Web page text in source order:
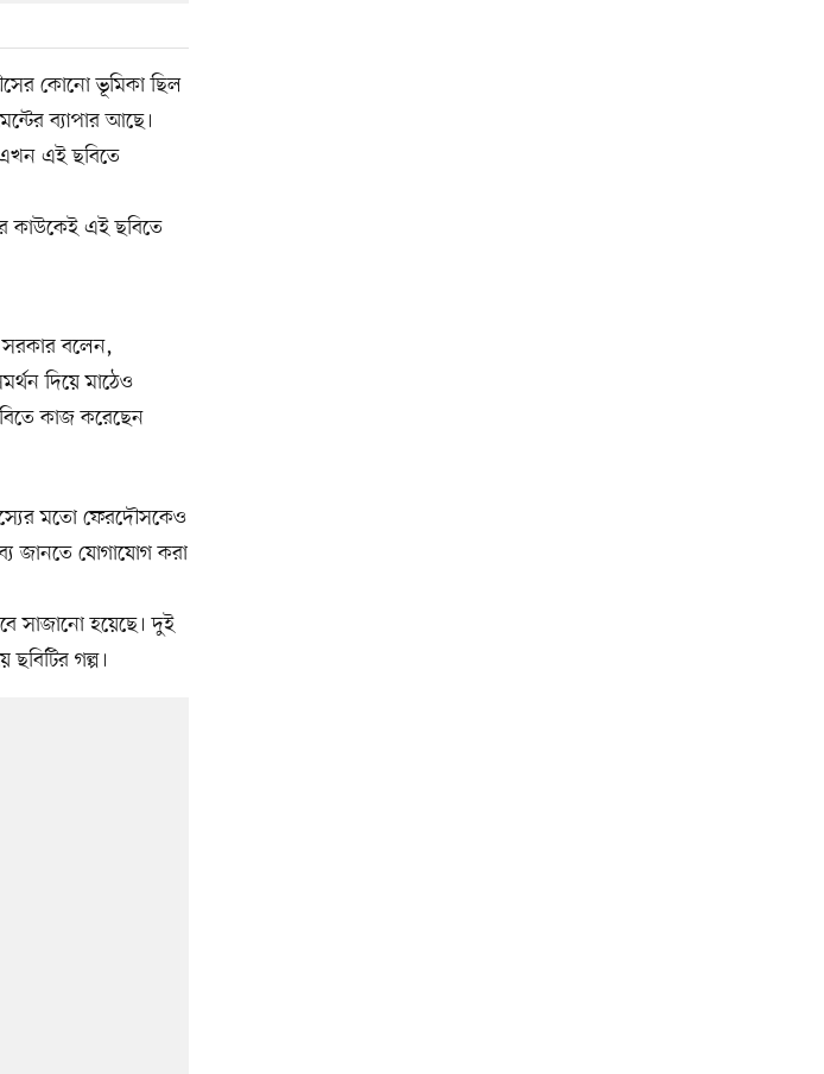
কোনো ভূমিকা ছিল
ব্যাপার আছে।
এখন এই ছবিতে
কাউকেই এই ছবিতে
সরকার বলেন,
দিয়ে মাঠেও
কাজ করেছেন
মতো ফেরদৌসকেও
জানতে যোগাযোগ করা
সাজানো হয়েছে। দুই
ছবিটির গল্প।